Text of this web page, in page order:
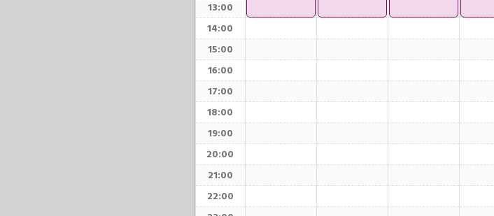
13:00
14:00
15:00
16:00
17:00
18:00
19:00
20:00
21:00
22:00